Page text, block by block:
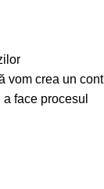
vom crea un cont
face procesul